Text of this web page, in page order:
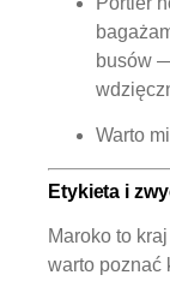
busów
Warto
Etykieta i
Maroko to
warto poznać